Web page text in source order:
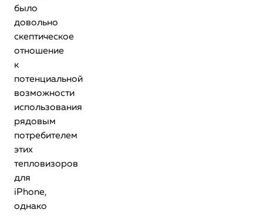
было
довольно
скептическое
отношение
к
потенциальной
возможности
использования
рядовым
потребителем
этих
тепловизоров
для
iPhone,
однако